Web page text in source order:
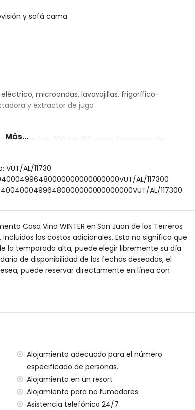
y sofá cama
microondas, lavavajillas, frigorífico-
y extractor de jugo
size (de 200 por 180 cm) y baño en suite
de pelo
comunitaria
apartamento
apartamento
10 kilómetros del apartamento)
menos de 100 kilómetros del apartamento)
(> 100 kilómetros)
de 100 metros y tren a menos de 15 kilómetros
Más...
AL/11730
AL/117300
AL/117300
Casa Vino WINTER en San Juan de los Terreros
los costos adicionales. Esto no significa que
la temporada alta, puede elegir libremente su día
de disponibilidad de las fechas deseadas, el
puede reservar directamente en línea con
Alojamiento adecuado para el número
especificado de personas.
Alojamiento en un resort
Alojamiento para no fumadores
Asistencia telefónica 24/7